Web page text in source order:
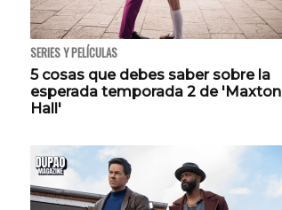
SERIES Y PELÍCULAS
5 cosas que debes saber sobre la
esperada temporada 2 de 'Maxton
Hall'